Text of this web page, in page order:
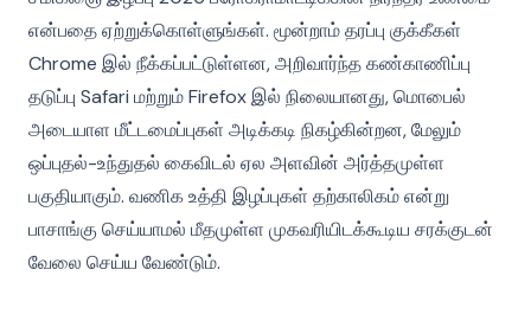
என்பதை ஏற்றுக்கொள்ளுங்கள். மூன்றாம் தரப்பு குக்கீகள்
Chrome இல் நீக்கப்பட்டுள்ளன, அறிவார்ந்த கண்காணிப்பு
தடுப்பு Safari மற்றும் Firefox இல் நிலையானது, மொபைல்
அடையாள மீட்டமைப்புகள் அடிக்கடி நிகழ்கின்றன, மேலும்
ஒப்புதல்-உந்துதல் கைவிடல் ஏல அளவின் அர்த்தமுள்ள
பகுதியாகும். வணிக உத்தி இழப்புகள் தற்காலிகம் என்று
பாசாங்கு செய்யாமல் மீதமுள்ள முகவரியிடக்கூடிய சரக்குடன்
வேலை செய்ய வேண்டும்.